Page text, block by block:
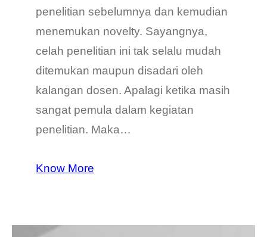
penelitian sebelumnya dan kemudian
menemukan novelty. Sayangnya,
celah penelitian ini tak selalu mudah
ditemukan maupun disadari oleh
kalangan dosen. Apalagi ketika masih
sangat pemula dalam kegiatan
penelitian. Maka…
Know More